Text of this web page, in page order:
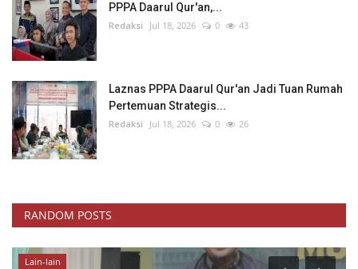
PPPA Daarul Qur'an,...
Redaksi Jul 18, 2026 0 43
Laznas PPPA Daarul Qur'an Jadi Tuan Rumah
Pertemuan Strategis...
Redaksi Jul 18, 2026 0 26
RANDOM POSTS
Lain-lain